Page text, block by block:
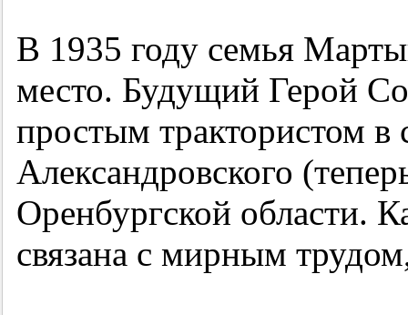
В 1935 году семья
место. Будущий Герой
простым трактористом в
Александровского
Оренбургской области.
связана с мирным